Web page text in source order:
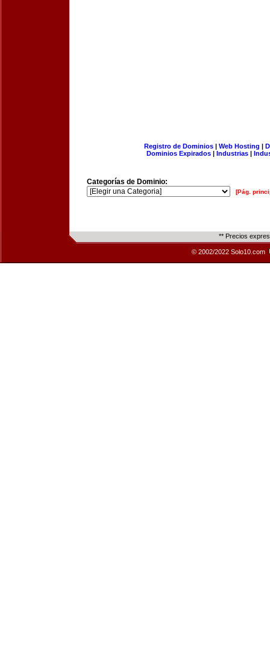
Registro de Dominios| Web Hosting |
Dominios Expirados | Industrias |
Categorías de Dominio:
[Pág.
** Precios
© 2002/2022 Solo10.com